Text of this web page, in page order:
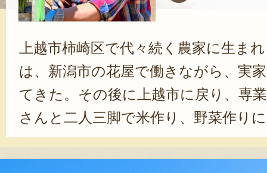
上越市柿崎区で代々続く農家に生ま
は、新潟市の花屋で働きながら、実
てきた。その後に上越市に戻り、専
さんと二人三脚で米作り、野菜作り
もがアレルギー体質であったことか
へのこだわりは人一倍強い。現在は